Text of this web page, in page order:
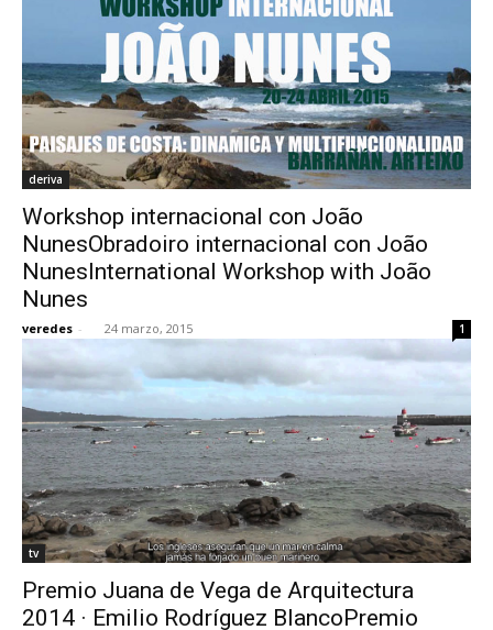
deriva
Workshop internacional con João
NunesObradoiro internacional con João
NunesInternational Workshop with João
Nunes
veredes - 24 marzo, 2015 1
tv
Premio Juana de Vega de Arquitectura
2014 · Emilio Rodríguez BlancoPremio